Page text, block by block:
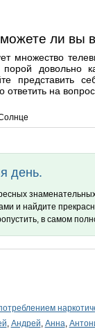
ли вы
множество
порой довольно
представить
ответить на
день.
и найдите
в самом
, Андрей, Анна,